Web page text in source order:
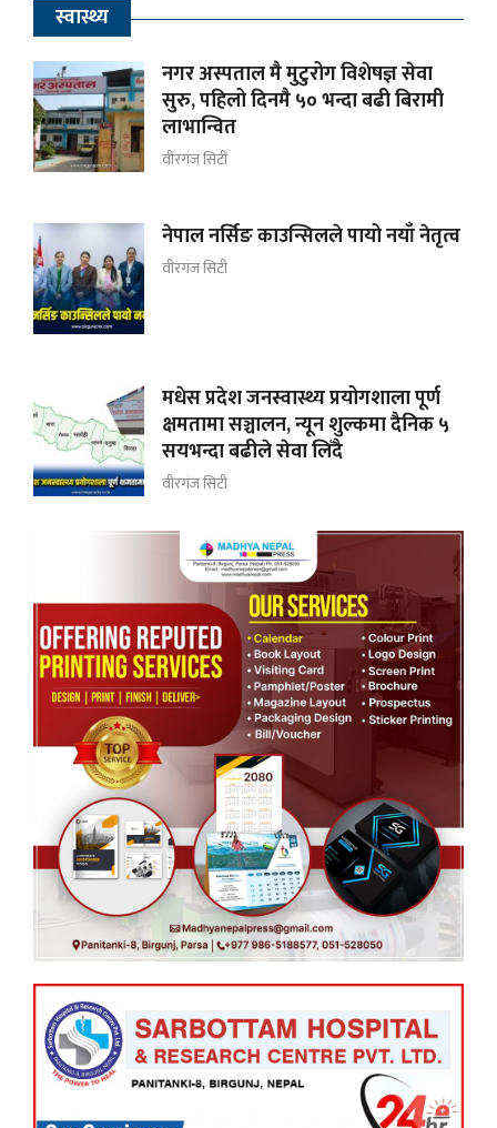
स्वास्थ्य
नगर अस्पताल मै मुटुरोग विशेषज्ञ सेवा
सुरु, पहिलो दिनमै ५० भन्दा बढी बिरामी
लाभान्वित
वीरगंज सिटी
नेपाल नर्सिङ काउन्सिलले पायो नयाँ नेतृत्व
वीरगंज सिटी
मधेस प्रदेश जनस्वास्थ्य प्रयोगशाला पूर्ण
क्षमतामा सञ्चालन, न्यून शुल्कमा दैनिक ५
सयभन्दा बढीले सेवा लिँदै
वीरगंज सिटी